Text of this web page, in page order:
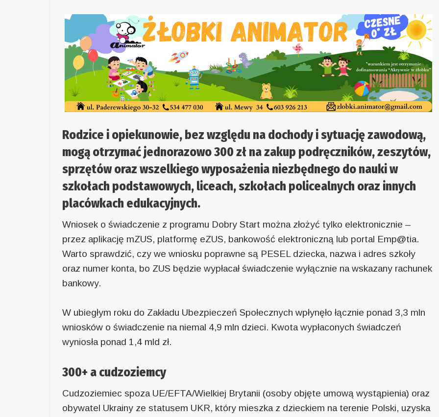
Rodzice i opiekunowie, bez względu na dochody i sytuację zawodową,
mogą otrzymać jednorazowo 300 zł na zakup podręczników, zeszytów,
sprzętów oraz wszelkiego wyposażenia niezbędnego do nauki w
szkołach podstawowych, liceach, szkołach policealnych oraz innych
placówkach edukacyjnych.
Wniosek o świadczenie z programu Dobry Start można złożyć tylko elektronicznie –
przez aplikację mZUS, platformę eZUS, bankowość elektroniczną lub portal Emp@tia.
Warto sprawdzić, czy we wniosku poprawne są PESEL dziecka, nazwa i adres szkoły
oraz numer konta, bo ZUS będzie wypłacał świadczenie wyłącznie na wskazany rachunek
bankowy.
W ubiegłym roku do Zakładu Ubezpieczeń Społecznych wpłynęło łącznie ponad 3,3 mln
wniosków o świadczenie na niemal 4,9 mln dzieci. Kwota wypłaconych świadczeń
wyniosła ponad 1,4 mld zł.
300+ a cudzoziemcy
Cudzoziemiec spoza UE/EFTA/Wielkiej Brytanii (osoby objęte umową wystąpienia) oraz
obywatel Ukrainy ze statusem UKR, który mieszka z dzieckiem na terenie Polski, uzyska